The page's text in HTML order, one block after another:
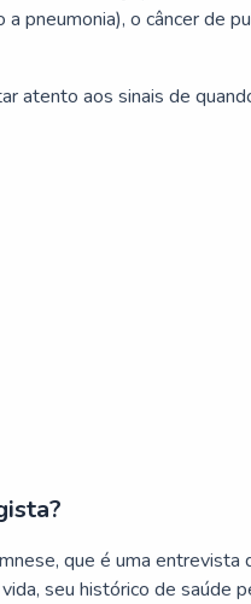
pneumonia), o câncer de
atento aos sinais de
que é uma entrevista
seu histórico de saúde